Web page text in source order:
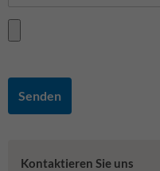
Senden
Kontaktieren Sie uns